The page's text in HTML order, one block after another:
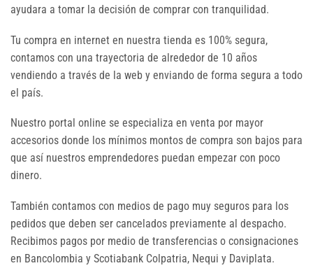
ayudara a tomar la decisión de comprar con tranquilidad.
Tu compra en internet en nuestra tienda es 100% segura,
contamos con una trayectoria de alrededor de 10 años
vendiendo a través de la web y enviando de forma segura a todo
el país.
Nuestro portal online se especializa en venta por mayor
accesorios donde los mínimos montos de compra son bajos para
que así nuestros emprendedores puedan empezar con poco
dinero.
También contamos con medios de pago muy seguros para los
pedidos que deben ser cancelados previamente al despacho.
Recibimos pagos por medio de transferencias o consignaciones
en Bancolombia y Scotiabank Colpatria, Nequi y Daviplata.